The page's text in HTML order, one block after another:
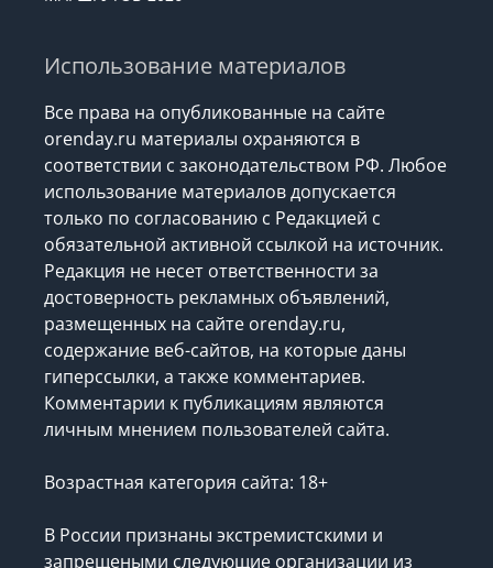
Использование материалов
Все права на опубликованные на сайте
orenday.ru материалы охраняются в
соответствии с законодательством РФ. Любое
использование материалов допускается
только по согласованию с Редакцией с
обязательной активной ссылкой на источник.
Редакция не несет ответственности за
достоверность рекламных объявлений,
размещенных на сайте orenday.ru,
содержание веб-сайтов, на которые даны
гиперссылки, а также комментариев.
Комментарии к публикациям являются
личным мнением пользователей сайта.
Возрастная категория сайта: 18+
В России признаны экстремистскими и
запрещеными следующие организации из